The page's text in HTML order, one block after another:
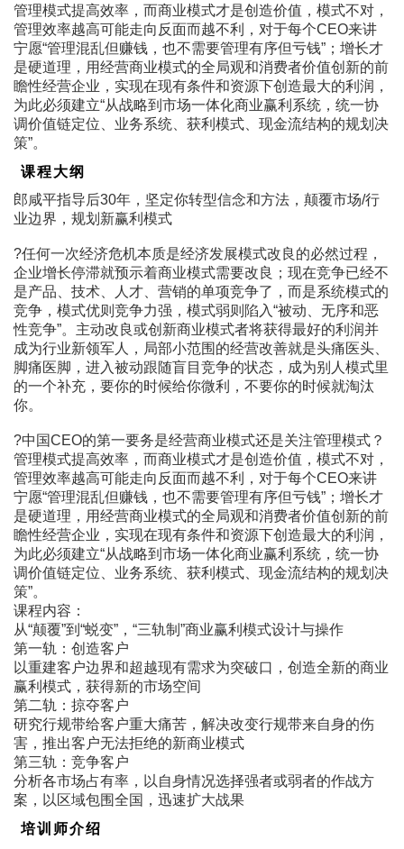
管理模式提高效率，而商业模式才是创造价值，模式不对，
管理效率越高可能走向反面而越不利，对于每个CEO来讲
宁愿“管理混乱但赚钱，也不需要管理有序但亏钱”；增长才
是硬道理，用经营商业模式的全局观和消费者价值创新的前
瞻性经营企业，实现在现有条件和资源下创造最大的利润，
为此必须建立“从战略到市场一体化商业赢利系统，统一协
调价值链定位、业务系统、获利模式、现金流结构的规划决
策”。
课程大纲
郎咸平指导后30年，坚定你转型信念和方法，颠覆市场/行
业边界，规划新赢利模式
?任何一次经济危机本质是经济发展模式改良的必然过程，
企业增长停滞就预示着商业模式需要改良；现在竞争已经不
是产品、技术、人才、营销的单项竞争了，而是系统模式的
竞争，模式优则竞争力强，模式弱则陷入“被动、无序和恶
性竞争”。主动改良或创新商业模式者将获得最好的利润并
成为行业新领军人，局部小范围的经营改善就是头痛医头、
脚痛医脚，进入被动跟随盲目竞争的状态，成为别人模式里
的一个补充，要你的时候给你微利，不要你的时候就淘汰
你。
?中国CEO的第一要务是经营商业模式还是关注管理模式？
管理模式提高效率，而商业模式才是创造价值，模式不对，
管理效率越高可能走向反面而越不利，对于每个CEO来讲
宁愿“管理混乱但赚钱，也不需要管理有序但亏钱”；增长才
是硬道理，用经营商业模式的全局观和消费者价值创新的前
瞻性经营企业，实现在现有条件和资源下创造最大的利润，
为此必须建立“从战略到市场一体化商业赢利系统，统一协
调价值链定位、业务系统、获利模式、现金流结构的规划决
策”。
课程内容：
从“颠覆”到“蜕变”，“三轨制”商业赢利模式设计与操作
第一轨：创造客户
以重建客户边界和超越现有需求为突破口，创造全新的商业
赢利模式，获得新的市场空间
第二轨：掠夺客户
研究行规带给客户重大痛苦，解决改变行规带来自身的伤
害，推出客户无法拒绝的新商业模式
第三轨：竞争客户
分析各市场占有率，以自身情况选择强者或弱者的作战方
案，以区域包围全国，迅速扩大战果
培训师介绍